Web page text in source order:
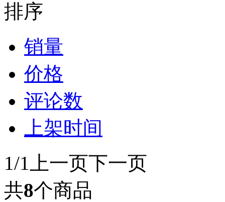
排序
销量
价格
评论数
上架时间
1/1 上一页下一页
共8个商品